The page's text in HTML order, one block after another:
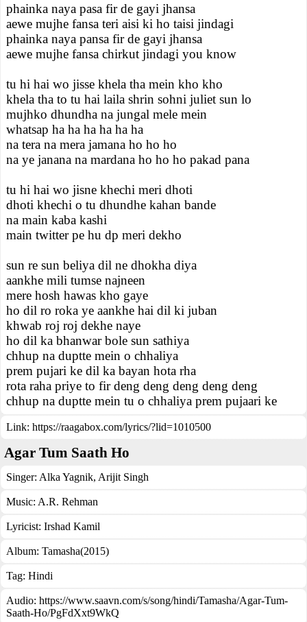
phainka naya pasa fir de gayi jhansa
aewe mujhe fansa teri aisi ki ho taisi jindagi
phainka naya pansa fir de gayi jhansa
aewe mujhe fansa chirkut jindagi you know
tu hi hai wo jisse khela tha mein kho kho
khela tha to tu hai laila shrin sohni juliet sun lo
mujhko dhundha na jungal mele mein
whatsap ha ha ha ha ha ha
na tera na mera jamana ho ho ho
na ye janana na mardana ho ho ho pakad pana
tu hi hai wo jisne khechi meri dhoti
dhoti khechi o tu dhundhe kahan bande
na main kaba kashi
main twitter pe hu dp meri dekho
sun re sun beliya dil ne dhokha diya
aankhe mili tumse najneen
mere hosh hawas kho gaye
ho dil ro roka ye aankhe hai dil ki juban
khwab roj roj dekhe naye
ho dil ka bhanwar bole sun sathiya
chhup na duptte mein o chhaliya
prem pujari ke dil ka bayan hota rha
rota raha priye to fir deng deng deng deng deng
chhup na duptte mein tu o chhaliya prem pujaari ke
Link: https://raagabox.com/lyrics/?lid=1010500
Agar Tum Saath Ho
Singer: Alka Yagnik, Arijit Singh
Music: A.R. Rehman
Lyricist: Irshad Kamil
Album: Tamasha(2015)
Tag: Hindi
Audio: https://www.saavn.com/s/song/hindi/Tamasha/Agar-Tum-
Saath-Ho/PgFdXxt9WkQ